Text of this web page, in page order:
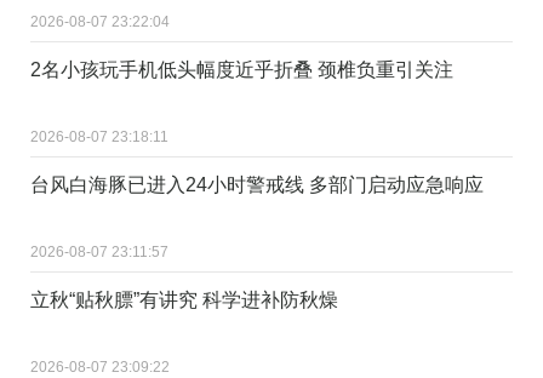
2026-08-07 23:22:04
2名小孩玩手机低头幅度近乎折叠 颈椎负重引关注
2026-08-07 23:18:11
台风白海豚已进入24小时警戒线 多部门启动应急响应
2026-08-07 23:11:57
立秋“贴秋膘”有讲究 科学进补防秋燥
2026-08-07 23:09:22